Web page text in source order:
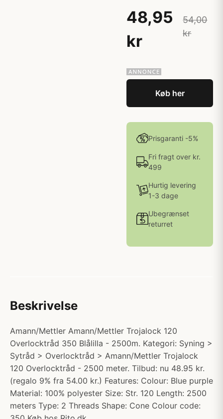
48,95
kr
54,00
kr
Køb her
Prisgaranti -5%
Fri fragt over kr.
499
Hurtig levering
1-3 dage
Ubegrænset
returret
Beskrivelse
Amann/Mettler Amann/Mettler Trojalock 120
Overlocktråd 350 Blålilla - 2500m. Kategori: Syning >
Sytråd > Overlocktråd > Amann/Mettler Trojalock
120 Overlocktråd - 2500 meter. Tilbud: nu 48.95 kr.
(regalo 9% fra 54.00 kr.) Features: Colour: Blue purple
Material: 100% polyester Size: Str. 120 Length: 2500
meters Type: 2 Threads Shape: Cone Colour code: